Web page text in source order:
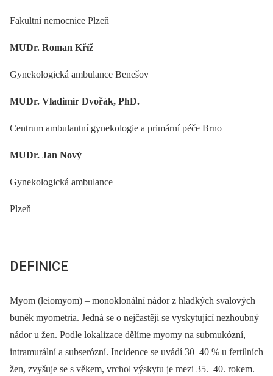
Fakultní nemocnice Plzeň
MUDr. Roman Kříž
Gynekologická ambulance Benešov
MUDr. Vladimír Dvořák, PhD.
Centrum ambulantní gynekologie a primární péče Brno
MUDr. Jan Nový
Gynekologická ambulance
Plzeň
DEFINICE
Myom (leiomyom) –⁠ monoklonální nádor z hladkých svalových
buněk myometria. Jedná se o nejčastěji se vyskytující nezhoubný
nádor u žen. Podle lokalizace dělíme myomy na submukózní,
intramurální a subserózní. Incidence se uvádí 30–40 % u fertilních
žen, zvyšuje se s věkem, vrchol výskytu je mezi 35.–40. rokem.